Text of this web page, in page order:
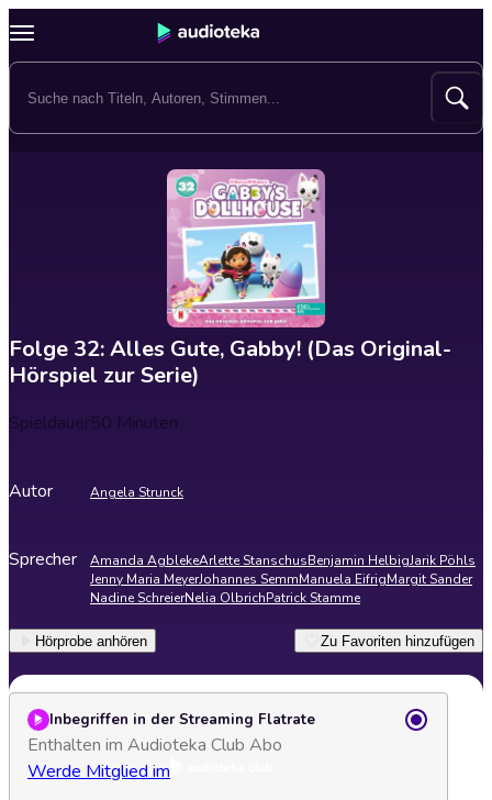
Folge 32: Alles Gute, Gabby! (Das Original-
Hörspiel zur Serie)
Spieldauer50 Minuten
Autor Angela Strunck
Sprecher Amanda AgblekeArlette StanschusBenjamin HelbigJarik Pöhls
Jenny Maria MeyerJohannes SemmManuela EifrigMargit Sander
Nadine SchreierNelia OlbrichPatrick Stamme
Hörprobe anhören Zu Favoriten hinzufügen
Inbegriffen in der Streaming Flatrate
Enthalten im Audioteka Club Abo
Werde Mitglied im